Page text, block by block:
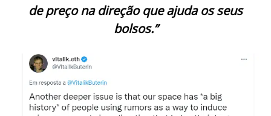
de preço na direção que ajuda os seus
bolsos.”